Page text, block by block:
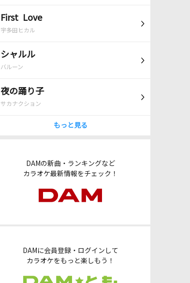
First Love
宇多田ヒカル
シャルル
バルーン
夜の踊り子
サカナクション
もっと見る
DAMの新曲・ランキングなど
カラオケ最新情報をチェック！
DAMに会員登録・ログインして
カラオケをもっと楽しもう！